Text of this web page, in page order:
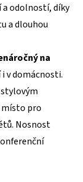
a odolností, díky
a dlouhou
na
v domácnosti.
místo pro
Nosnost